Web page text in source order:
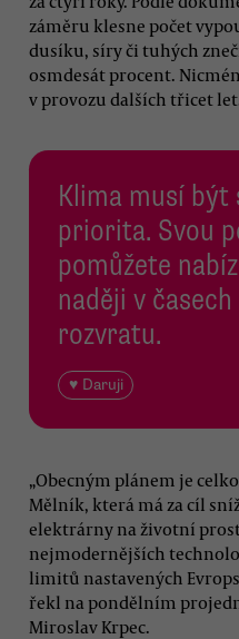
záměru klesne počet
dusíku, síry či tuhých
osmdesát procent.
v provozu dalších třicet
Klima musí být
priorita. Svou
pomůžete
naději v
rozvratu.
♥ Daruji
„Obecným plánem je
Mělník, která má za cíl
elektrárny na životní
nejmodernějších
limitů nastavených
řekl na pondělním
Miroslav Krpec.